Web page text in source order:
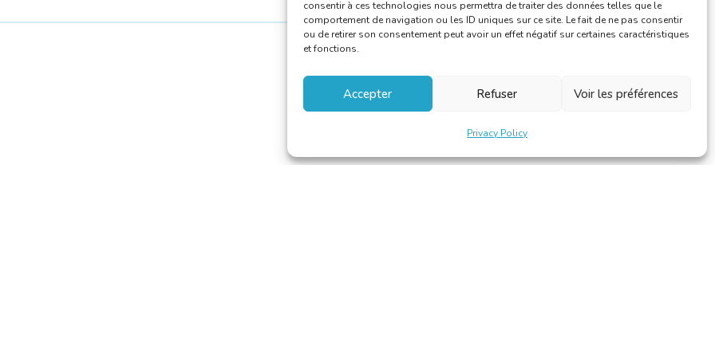
consentir à ces technologies nous permettra de traiter des données telles que le
comportement de navigation ou les ID uniques sur ce site. Le fait de ne pas consentir
ou de retirer son consentement peut avoir un effet négatif sur certaines caractéristiques
et fonctions.
Accepter Refuser Voir les préférences
Privacy Policy